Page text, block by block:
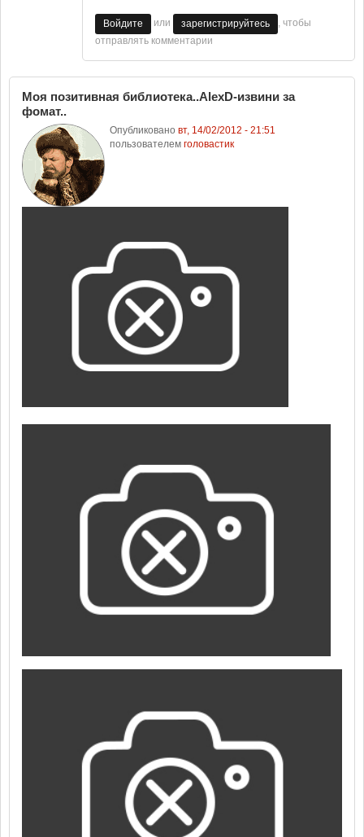
Войдите или зарегистрируйтесь
, чтобы
отправлять комментарии
Моя позитивная библиотека..AlexD-извини за
фомат..
Опубликовано вт, 14/02/2012 - 21:51
пользователем головастик